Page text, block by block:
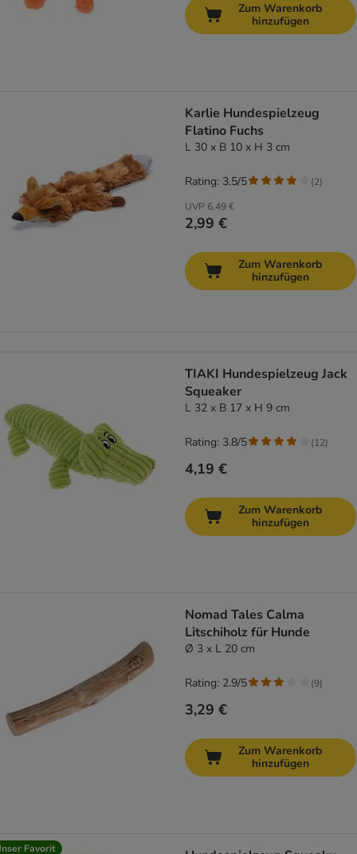
Zum Warenkorb
hinzufügen
Karlie Hundespielzeug
Flatino Fuchs
L 30 x B 10 x H 3 cm
UVP 6,49 €
2,99 €
Rating: 3.5/5 (2)
Zum Warenkorb
hinzufügen
TIAKI Hundespielzeug Jack
Squeaker
L 32 x B 17 x H 9 cm
4,19 €
Rating: 3.8/5 (12)
Zum Warenkorb
hinzufügen
Nomad Tales Calma
Litschiholz für Hunde
Ø 3 x L 20 cm
3,29 €
Rating: 2.9/5 (9)
Zum Warenkorb
hinzufügen
Favorit